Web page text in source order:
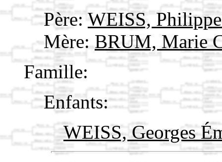
Père:WEISS,
Mère: BRUM, Marie
Famille:
Enfants:
WEISS, Georges